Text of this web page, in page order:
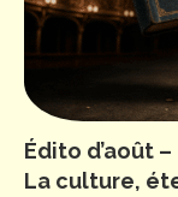
Édito d’août –
La culture,